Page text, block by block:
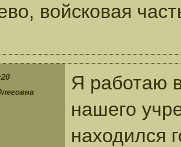
войсковая
Я работаю
нашего
находился